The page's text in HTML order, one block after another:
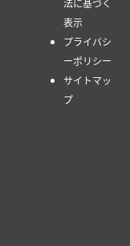
法に基づく
表示
プライバシ
ーポリシー
サイトマッ
プ